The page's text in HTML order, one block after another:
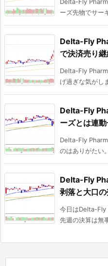
ーズ先物でサー
Delta-Fly
で決済売り継
Delta-Fly
げ過ぎな気がし
Delta-Fly
ーズとは連動
Delta-Fly
のはありがたい
Delta-Fly
剥落と大口
今日はDelta-Fly
先週の決算は無